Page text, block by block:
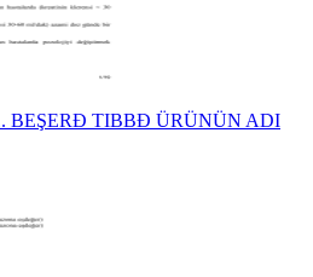
BEŞERĐ TIBBĐ ÜRÜNÜN ADI